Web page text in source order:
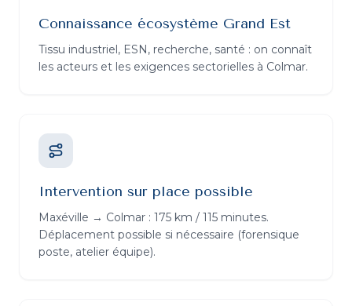
Connaissance écosystème Grand Est
Tissu industriel, ESN, recherche, santé : on connaît
les acteurs et les exigences sectorielles à Colmar.
Intervention sur place possible
Maxéville → Colmar : 175 km / 115 minutes.
Déplacement possible si nécessaire (forensique
poste, atelier équipe).